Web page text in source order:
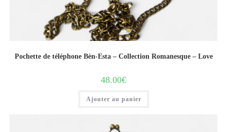
Pochette de téléphone Bèn-Esta – Collection Romanesque – Love
48.00€
Ajouter au panier